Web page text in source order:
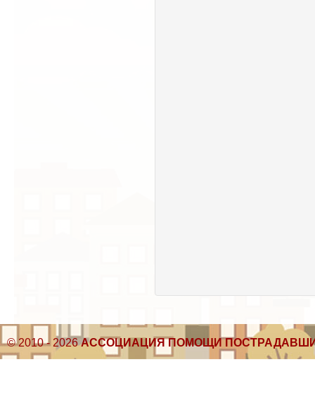
© 2010 - 2026АССОЦИАЦИЯ ПОМОЩИ